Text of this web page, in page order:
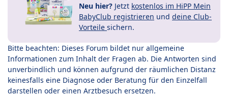
Neu hier? Jetzt kostenlos im HiPP Mein
BabyClub registrieren und deine Club-
Vorteile sichern.
Bitte beachten: Dieses Forum bildet nur allgemeine
Informationen zum Inhalt der Fragen ab. Die Antworten sind
unverbindlich und können aufgrund der räumlichen Distanz
keinesfalls eine Diagnose oder Beratung für den Einzelfall
darstellen oder einen Arztbesuch ersetzen.